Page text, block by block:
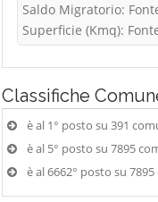
Saldo Migratorio:
Superficie (Kmq):
Classifiche
è al 1° posto su 391
è al 5° posto su 7895
è al 6662° posto su